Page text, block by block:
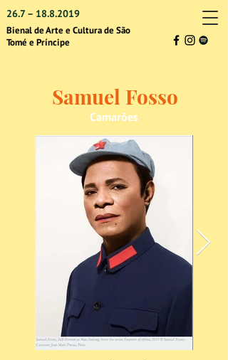
26.7 – 18.8.2019
Bienal de Arte e Cultura de São
Tomé e Príncipe
Samuel Fosso
Camarões